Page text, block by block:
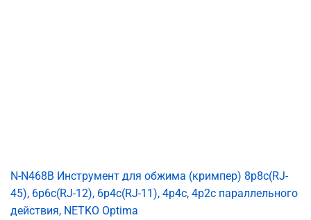
N-N468B Инструмент для обжима (кримпер) 8p8c(RJ-
45), 6p6c(RJ-12), 6p4c(RJ-11), 4p4c, 4р2с параллельного
действия, NETKO Optima